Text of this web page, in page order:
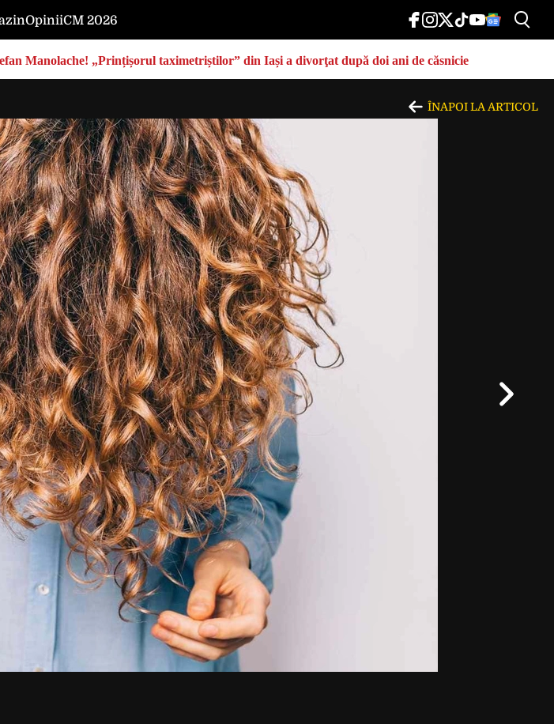
OpiniiCM 2026
Manolache! „Prințișorul taximetriștilor” din Iași a divorţat după doi ani de căsnicie
ÎNAPOI LA ARTICOL